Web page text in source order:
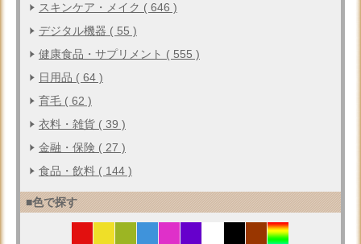
スキンケア・メイク ( 646 )
デジタル機器 ( 55 )
健康食品・サプリメント ( 555 )
日用品 ( 64 )
育毛 ( 62 )
衣料・雑貨 ( 39 )
金融・保険 ( 27 )
食品・飲料 ( 144 )
■色で探す